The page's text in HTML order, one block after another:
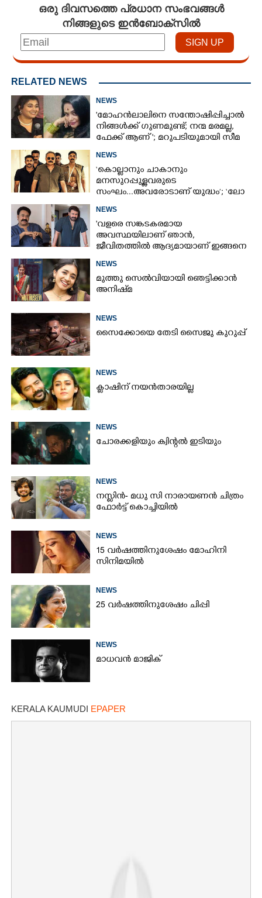
ഒരു ദിവസത്തെ പ്രധാന സംഭവങ്ങൾ
നിങ്ങളുടെ ഇൻബോക്സിൽ
RELATED NEWS
NEWS
'മോഹൻലാലിനെ സന്തോഷിപ്പിച്ചാൽ
നിങ്ങൾക്ക് ഗുണമുണ്ട്; നന്മ മരമല്ല,
ഫേക്ക് ആണ് '; മറുപടിയുമായി സീമ
ജി നായർ
NEWS
‘കൊല്ലാനും ചാകാനും
മനസുറപ്പുള്ളവരുടെ
സംഘം...അവരോടാണ് യുദ്ധം’; ‘ലോ
ആൻഡ് ഓർഡർ’ ടീസർ പുറത്ത്
NEWS
'വളരെ സങ്കടകരമായ
അവസ്ഥയിലാണ് ഞാൻ,
ജീവിതത്തിൽ ആദ്യമായാണ് ഇങ്ങനെ
സംഭവിക്കുന്നത്'; വീഡിയോ പങ്കുവച്ച്
മോഹൻലാൽ
NEWS
മുത്തു സെൽവിയായി ഞെട്ടിക്കാൻ
അനിഷ്‌മ
NEWS
സൈക്കോയെ തേടി സൈജു കുറുപ്പ്
NEWS
ക്ലാഷിന് നയൻതാരയില്ല
NEWS
ചോരക്കളിയും ക്വിന്റൽ ഇടിയും
NEWS
നസ്ലിൻ- മധു സി നാരായണൻ ചിത്രം
ഫോർട്ട് കൊച്ചിയിൽ
NEWS
15 വർഷത്തിനുശേഷം മോഹിനി
സിനിമയിൽ
NEWS
25 വർഷത്തിനുശേഷം ചിപ്പി
NEWS
മാധവൻ മാജിക്
KERALA KAUMUDI EPAPER